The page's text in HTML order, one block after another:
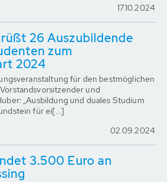
17.10.2024
26 Auszubildende
zum
2024
für den bestmöglichen
und
„Ausbildung und duales Studium
für ei[...]
02.09.2024
3.500 Euro an